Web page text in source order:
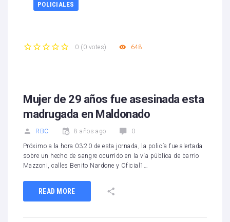
POLICIALES
0 ( 0 votes) 648
Mujer de 29 años fue asesinada esta
madrugada en Maldonado
RBC 8 años ago 0
Próximo a la hora 03:20 de esta jornada, la policía fue alertada
sobre un hecho de sangre ocurrido en la vía pública de barrio
Mazzoni, calles Benito Nardone y Oficial1…
READ MORE